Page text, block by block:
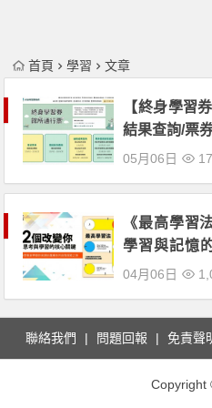
首頁 學習 文章
【終身學習
結果查詢/票
05月06日
《最高學習
學習與記憶
份電子書免費
04月06日
聯絡我們 問題回報 免責聲
Copyright